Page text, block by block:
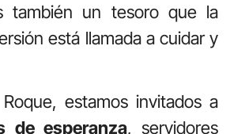
también un tesoro que la
está llamada a cuidar y
estamos invitados a
de esperanza, servidores